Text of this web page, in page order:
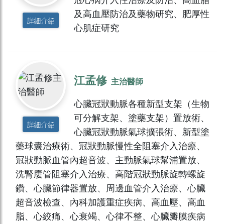
詳細介紹
及高血壓防治及藥物研究、肥厚性
心肌症研究
詳細介紹
江孟修 主治醫師
心臟冠狀動脈各種新型支架（生物
可分解支架、塗藥支架）置放術、
心臟冠狀動脈氣球擴張術、新型塗
藥球囊治療術、冠狀動脈慢性全阻塞介入治療、
冠狀動脈血管內超音波、主動脈氣球幫浦置放、
洗腎廔管阻塞介入治療、高階冠狀動脈旋轉螺旋
鑽、心臟節律器置放、周邊血管介入治療、心臟
超音波檢查、內科加護重症疾病、高血壓、高血
脂、心絞痛、心衰竭、心律不整、心臟瓣膜疾病